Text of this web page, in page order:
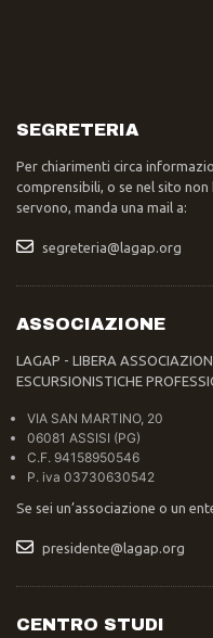
SEGRETERIA
Per chiarimenti circa
comprensibili, o se nel sito
servono, manda una mail a:
segreteria@lagap.org
ASSOCIAZIONE
LAGAP - LIBERA
ESCURSIONISTICHE
VIA SAN MARTINO, 20
06081 ASSISI (PG)
C.F. 94158950546
P. iva 03730630542
Se sei un’associazione o un
presidente@lagap.org
CENTRO STUDI